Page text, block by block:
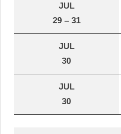
JUL
29 – 31
JUL
30
JUL
30